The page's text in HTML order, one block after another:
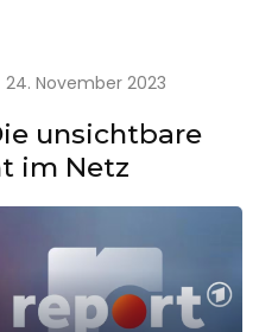
24. November 2023
unsichtbare
im Netz